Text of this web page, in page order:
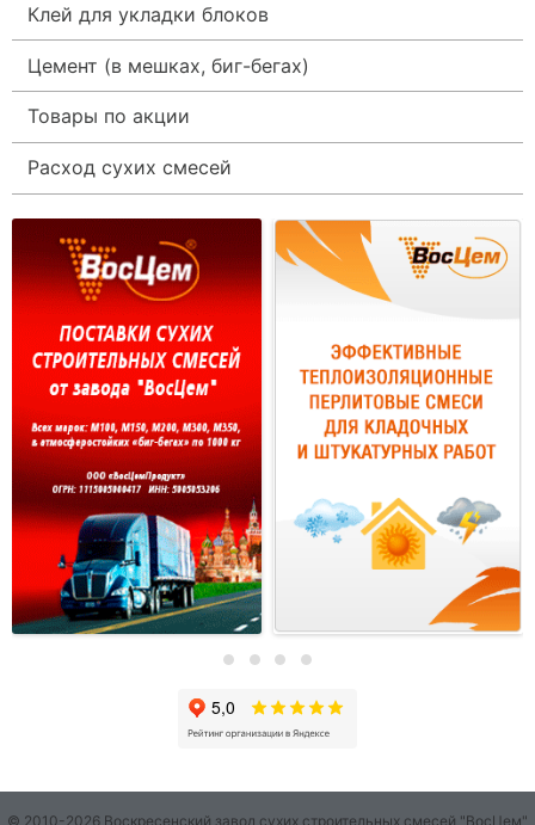
Клей для укладки блоков
Цемент (в мешках, биг-бегах)
Товары по акции
Расход сухих смесей
© 2010-2026 Воскресенский завод сухих строительных смесей "ВосЦем"